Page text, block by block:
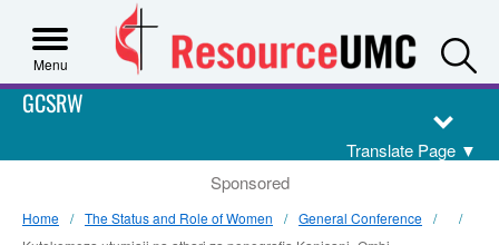
Menu
GCSRW
Translate Page ▼
Sponsored
Home The Status and Role of Women
General Conference